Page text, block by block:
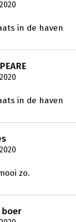
in de haven
in de haven
zo.
boer